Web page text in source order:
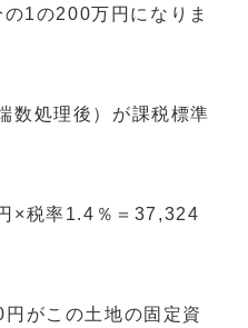
1の200万円になりま
数処理後）が課税標準
×税率1.4％＝37,324
がこの土地の固定資